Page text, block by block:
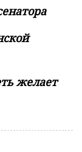
желает